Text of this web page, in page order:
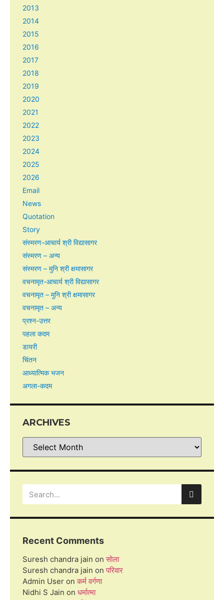
2013
2014
2015
2016
2017
2018
2019
2020
2021
2022
2023
2024
2025
2026
Email
News
Quotation
Story
संस्मरण-आचार्य श्री विद्यासागर
संस्मरण – अन्य
संस्मरण – मुनि श्री क्षमासागर
वचनामृत-आचार्य श्री विद्यासागर
वचनामृत – मुनि श्री क्षमासागर
वचनामृत – अन्य
प्रश्न-उत्तर
पहला कदम
डायरी
चिंतन
आध्यात्मिक भजन
अगला-कदम
ARCHIVES
Recent Comments
Suresh chandra jain onसोला
Suresh chandra jain onपरिवार
Admin User onकर्म वर्गणा
Nidhi S Jain on धर्मात्मा